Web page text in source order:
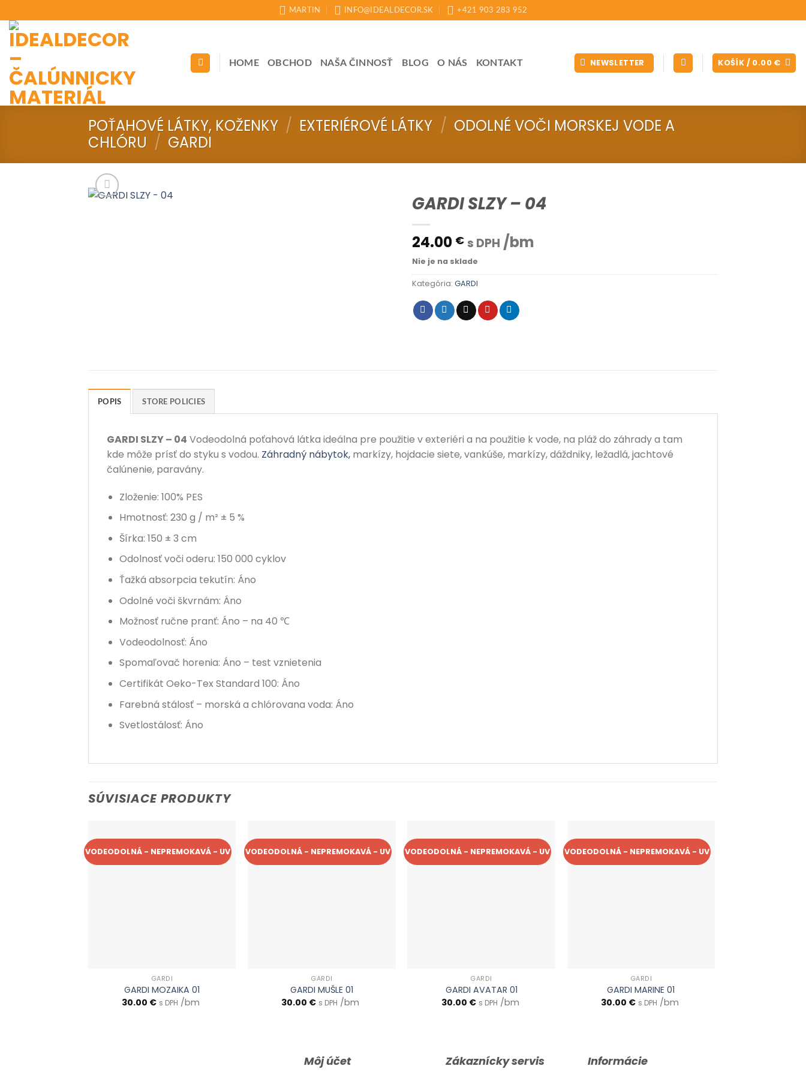
to
content
MARTIN INFO@IDEALDECOR.SK +421 903 283 952
HOME OBCHOD NAŠA ČINNOSŤ BLOG O NÁS KONTAKT NEWSLETTER KOŠÍK / 0.00 €
POŤAHOVÉ LÁTKY, KOŽENKY / EXTERIÉROVÉ LÁTKY / ODOLNÉ VOČI MORSKEJ VODE A
CHLÓRU / GARDI
GARDI SLZY – 04
24.00 € s DPH /bm
Nie je na sklade
Kategória: GARDI
POPIS STORE POLICIES
GARDI SLZY – 04 Vodeodolná poťahová látka ideálna pre použitie v exteriéri a na použitie k vode, na pláž do záhrady a tam
kde môže prísť do styku s vodou. Záhradný nábytok, markízy, hojdacie siete, vankúše, markízy, dáždniky, ležadlá, jachtové
čalúnenie, paravány.
Zloženie: 100% PES
Hmotnosť: 230 g / m² ± 5 %
Šírka: 150 ± 3 cm
Odolnosť voči oderu: 150 000 cyklov
Ťažká absorpcia tekutín: Áno
Odolné voči škvrnám: Áno
Možnosť ručne pranť: Áno – na 40 ℃
Vodeodolnosť: Áno
Spomaľovač horenia: Áno – test vznietenia
Certifikát Oeko-Tex Standard 100: Áno
Farebná stálosť – morská a chlórovana voda: Áno
Svetlostálosť: Áno
SÚVISIACE PRODUKTY
VODEODOLNÁ - NEPREMOKAVÁ - UV
GARDI
GARDI MOZAIKA 01
30.00 € s DPH /bm
VODEODOLNÁ - NEPREMOKAVÁ - UV
GARDI
GARDI MUŠLE 01
30.00 € s DPH /bm
VODEODOLNÁ - NEPREMOKAVÁ - UV
GARDI
GARDI AVATAR 01
30.00 € s DPH /bm
VODEODOLNÁ - NEPREMOKAVÁ - UV
GARDI
GARDI MARINE 01
30.00 € s DPH /bm
Môj účet Zákaznícky servis Informácie